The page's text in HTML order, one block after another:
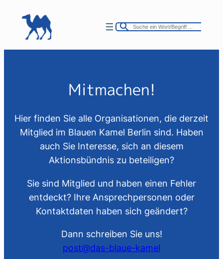
Inhalt
springen
Mitmachen!
Hier finden Sie alle Organisationen, die derzeit
Mitglied im Blauen Kamel Berlin sind. Haben
auch Sie Interesse, sich an diesem
Aktionsbündnis zu beteiligen?
Sie sind Mitglied und haben einen Fehler
entdeckt? Ihre Ansprechpersonen oder
Kontaktdaten haben sich geändert?
Dann schreiben Sie uns!
post@das-blaue-kamel